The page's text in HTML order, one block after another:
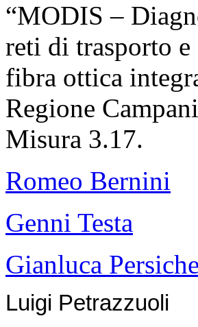
“MODIS –
reti di trasporto
fibra ottica
Regione
Misura 3.17.
Romeo Bernini
Genni Testa
Gianluca
Luigi Petrazzuoli